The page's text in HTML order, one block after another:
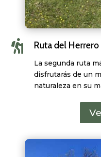
 Ruta del Herrero
La segunda ruta
disfrutarás de un
naturaleza en su